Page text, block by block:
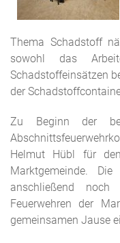
Thema Schadstoff
sowohl das
Schadstoffeinsätzen
der
Zu Beginn der
Helmut Hübl für
Marktgemeinde.
anschließend
Feuerwehren der
gemeinsamen Jause